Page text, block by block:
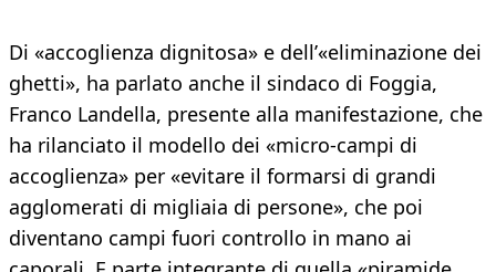
Di «accoglienza dignitosa» e dell’«eliminazione dei
ghetti», ha parlato anche il sindaco di Foggia,
Franco Landella, presente alla manifestazione, che
ha rilanciato il modello dei «micro-campi di
accoglienza» per «evitare il formarsi di grandi
agglomerati di migliaia di persone», che poi
diventano campi fuori controllo in mano ai